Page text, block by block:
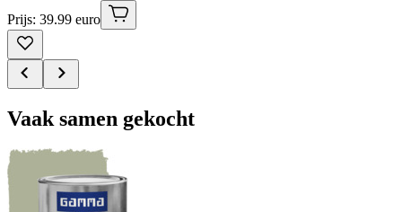
Prijs: 39.99 euro
Vaak samen gekocht